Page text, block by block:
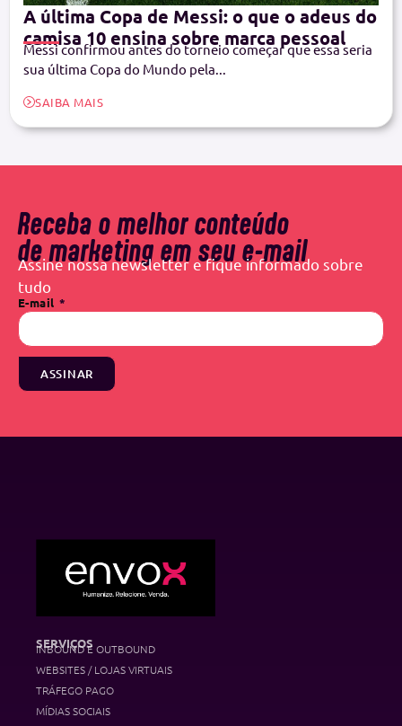
A última Copa de Messi: o que o adeus do
camisa 10 ensina sobre marca pessoal
Messi confirmou antes do torneio começar que essa seria
sua última Copa do Mundo pela...
SAIBA MAIS
Receba o melhor conteúdo
de marketing em seu e-mail
Assine nossa newsletter e fique informado sobre
tudo
E-mail
ASSINAR
SERVIÇOS
INBOUND E OUTBOUND
WEBSITES / LOJAS VIRTUAIS
TRÁFEGO PAGO
MÍDIAS SOCIAIS